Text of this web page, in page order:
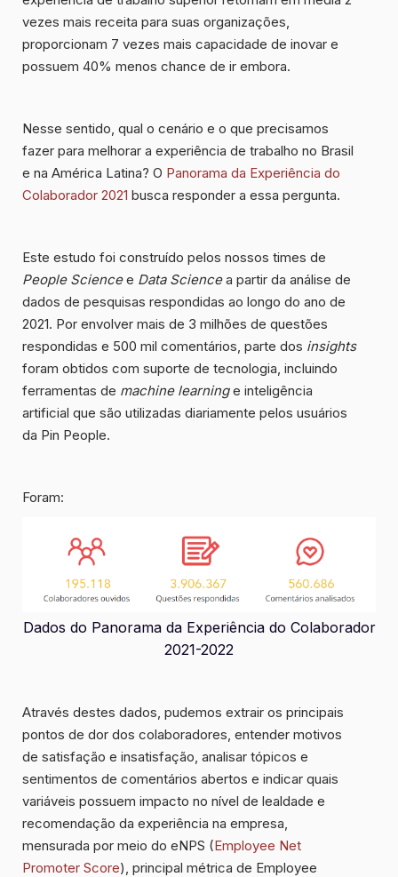
vezes mais receita para suas organizações,
proporcionam 7 vezes mais capacidade de inovar e
possuem 40% menos chance de ir embora.
Nesse sentido, qual o cenário e o que precisamos
fazer para melhorar a experiência de trabalho no Brasil
e na América Latina? O Panorama da Experiência do
Colaborador 2021 busca responder a essa pergunta.
Este estudo foi construído pelos nossos times de
People Sciencee Data Sciencea partir da análise de
dados de pesquisas respondidas ao longo do ano de
2021. Por envolver mais de 3 milhões de questões
respondidas e 500 mil comentários, parte dos insights
foram obtidos com suporte de tecnologia, incluindo
ferramentas de machine learninge inteligência
artificial que são utilizadas diariamente pelos usuários
da Pin People.
Foram:
Dados do Panorama da Experiência do Colaborador
2021-2022
Através destes dados, pudemos extrair os principais
pontos de dor dos colaboradores, entender motivos
de satisfação e insatisfação, analisar tópicos e
sentimentos de comentários abertos e indicar quais
variáveis possuem impacto no nível de lealdade e
recomendação da experiência na empresa,
mensurada por meio do eNPS (Employee Net
Promoter Score), principal métrica de Employee